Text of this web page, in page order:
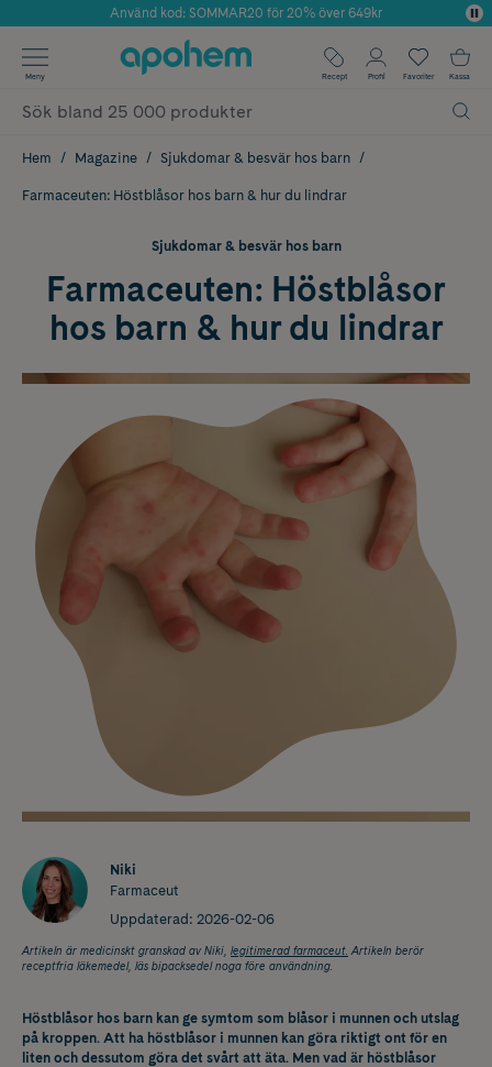
Årets Butik 2025 inom Skönhet
Använd kod: SOMMAR20 för 20% över 649kr
✓ Fri frakt
✓ Poäng på alla köp*
Meny Recept Profil Favoriter Kassa
Hem Magazine Sjukdomar & besvär hos barn
Farmaceuten: Höstblåsor hos barn & hur du lindrar
Sjukdomar & besvär hos barn
Farmaceuten: Höstblåsor
hos barn & hur du lindrar
Niki
Farmaceut
Uppdaterad: 2026-02-06
Artikeln är medicinskt granskad av Niki, legitimerad farmaceut. Artikeln berör
receptfria läkemedel, läs bipacksedel noga före användning.
Höstblåsor hos barn kan ge symtom som blåsor i munnen och utslag
på kroppen. Att ha höstblåsor i munnen kan göra riktigt ont för en
liten och dessutom göra det svårt att äta. Men vad är höstblåsor